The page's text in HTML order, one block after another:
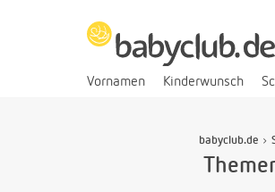
Vornamen Kinderwunsch
babyclub.de